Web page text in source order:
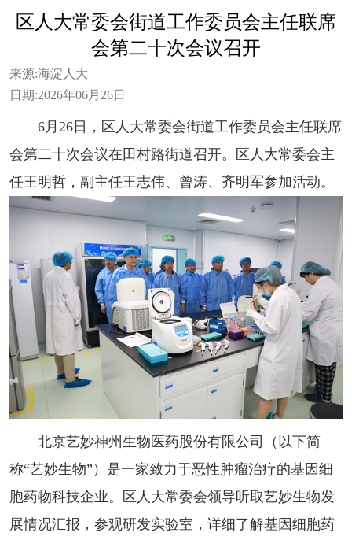
区人大常委会街道工作委员会主任联席
会第二十次会议召开
来源:海淀人大
日期:2026年06月26日
6月26日，区人大常委会街道工作委员会主任联席
会第二十次会议在田村路街道召开。区人大常委会主
任王明哲，副主任王志伟、曾涛、齐明军参加活动。
北京艺妙神州生物医药股份有限公司（以下简
称“艺妙生物”）是一家致力于恶性肿瘤治疗的基因细
胞药物科技企业。区人大常委会领导听取艺妙生物发
展情况汇报，参观研发实验室，详细了解基因细胞药